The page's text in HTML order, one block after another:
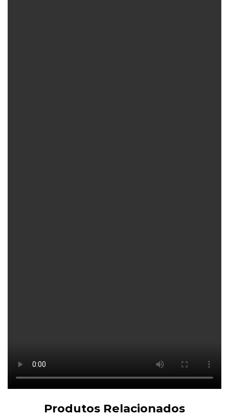
Produtos Relacionados